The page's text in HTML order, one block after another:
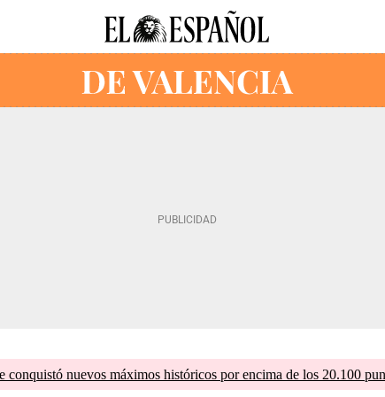
conquistó nuevos máximos históricos por encima de los 20.100